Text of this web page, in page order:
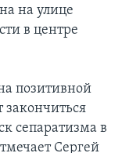
на улице
в центре
позитивной
сепаратизма в
Сергей